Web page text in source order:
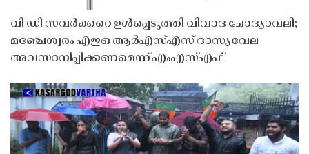
വി ഡി സവർക്കറെ ഉൾപ്പെടുത്തി വിവാദ ചോദ്യാവലി;
മഞ്ചേശ്വരം എഇഒ ആർഎസ്എസ് ദാസ്യവേല
അവസാനിപ്പിക്കണമെന്ന് എംഎസ്എഫ്